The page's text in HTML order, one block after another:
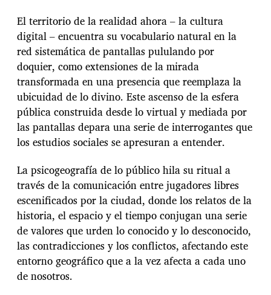
El territorio de la realidad ahora – la cultura
digital – encuentra su vocabulario natural en la
red sistemática de pantallas pululando por
doquier, como extensiones de la mirada
transformada en una presencia que reemplaza la
ubicuidad de lo divino. Este ascenso de la esfera
pública construida desde lo virtual y mediada por
las pantallas depara una serie de interrogantes que
los estudios sociales se apresuran a entender.
La psicogeografía de lo público hila su ritual a
través de la comunicación entre jugadores libres
escenificados por la ciudad, donde los relatos de la
historia, el espacio y el tiempo conjugan una serie
de valores que urden lo conocido y lo desconocido,
las contradicciones y los conflictos, afectando este
entorno geográfico que a la vez afecta a cada uno
de nosotros.